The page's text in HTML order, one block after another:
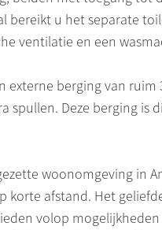
bereikt u het separate
ventilatie en een
externe berging van
spullen. Deze berging is
woonomgeving in
korte afstand. Het
volop